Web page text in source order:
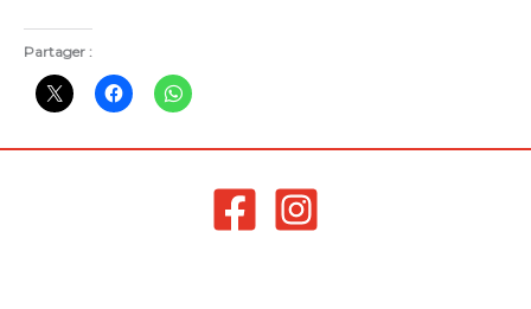
Partager :